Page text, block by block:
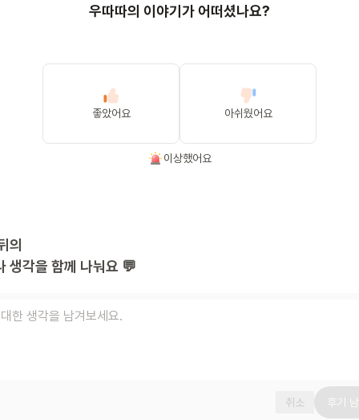
우따따의 이야기가 어떠셨나요?
좋았어요 아쉬웠어요
이상했어요
의
생각을 함께 나눠요 💬
취소 후기